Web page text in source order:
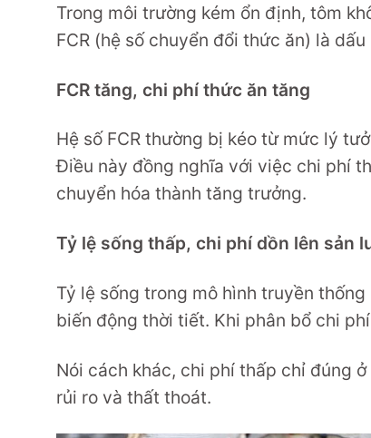
Trong môi trường kém ổn định, tôm
FCR (hệ số chuyển đổi thức ăn) là
FCR tăng, chi phí thức ăn tăng
Hệ số FCR thường bị kéo từ mức lý
Điều này đồng nghĩa với việc chi phí
chuyển hóa thành tăng trưởng.
Tỷ lệ sống thấp, chi phí dồn lên sản
Tỷ lệ sống trong mô hình truyền
biến động thời tiết. Khi phân bổ chi
Nói cách khác, chi phí thấp chỉ đúng
rủi ro và thất thoát.